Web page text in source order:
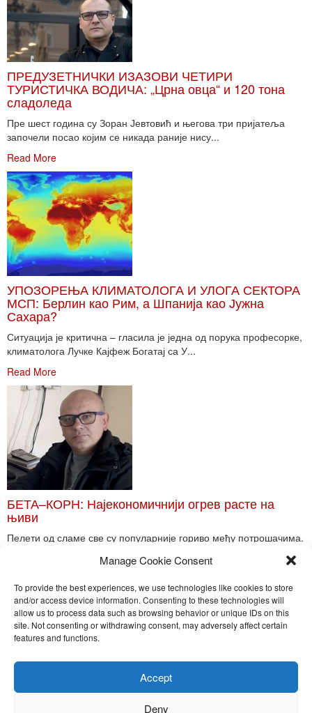
Manage Cookie Consent
To provide the best experiences, we use technologies like cookies to store
and/or access device information. Consenting to these technologies will
allow us to process data such as browsing behavior or unique IDs on this
site. Not consenting or withdrawing consent, may adversely affect certain
features and functions.
Accept
Deny
ПРЕДУЗЕТНИЧКИ ИЗАЗОВИ ЧЕТИРИ
ТУРИСТИЧКА ВОДИЧА: „Црна овца“ и 120 тона
сладоледа
Пре шест година су Зоран Јевтовић и његова три пријатеља
започели посао којим се никада раније нису...
Read More
УПОЗОРЕЊА КЛИМАТОЛОГА И УЛОГА СЕКТОРА
МСП: Берлин као Рим, а Шпанија као Јужна
Сахара?
Ситуација је критична – гласила је једна од порука професорке,
климатолога Лучке Кајфеж Богатај са У...
Read More
БЕТА–КОРН: Најекономичнији огрев расте на
њиви
Пелети од сламе све су популарније гориво међу потрошачима.
Toggle
Nira Press d.o.o.
Sadržaj ovog sajta je zakonom zaštićena intelektualna svojina